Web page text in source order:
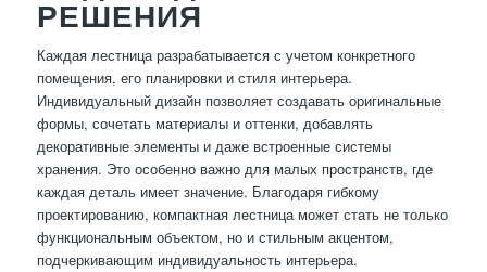
РЕШЕНИЯ
Каждая лестница разрабатывается с учетом конкретного
помещения, его планировки и стиля интерьера.
Индивидуальный дизайн позволяет создавать оригинальные
формы, сочетать материалы и оттенки, добавлять
декоративные элементы и даже встроенные системы
хранения. Это особенно важно для малых пространств, где
каждая деталь имеет значение. Благодаря гибкому
проектированию, компактная лестница может стать не только
функциональным объектом, но и стильным акцентом,
подчеркивающим индивидуальность интерьера.